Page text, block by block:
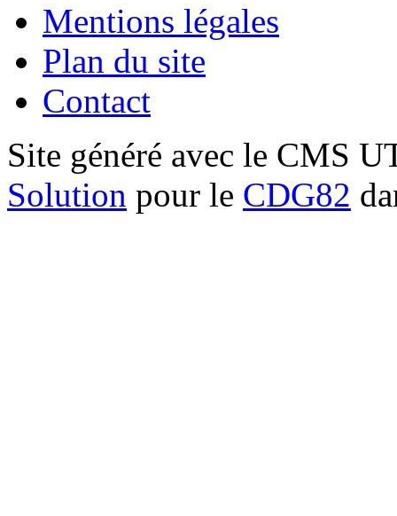
Mentions légales
Plan du site
Contact
Site généré avec le CMS
Solution pour le CDG82